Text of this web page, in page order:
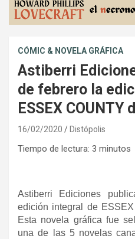
CÓMIC & NOVELA GRÁFICA
Astiberri
de febrero la
ESSEX
16/02/2020 Distópolis
Tiempo de lectura: 3 minutos
Astiberri Ediciones
edición integral de
Esta novela gráfica fue
una de las 5 novelas